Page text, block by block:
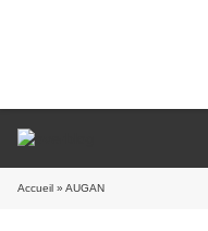
Accueil » AUGAN